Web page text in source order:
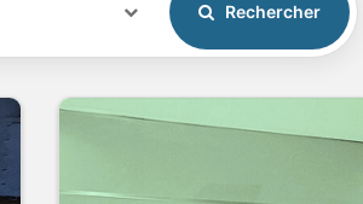
Rechercher